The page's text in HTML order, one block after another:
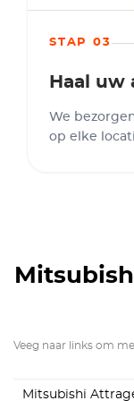
STAP 03
Haal uw
We
op elke
Veeg naar links om
Mitsubishi